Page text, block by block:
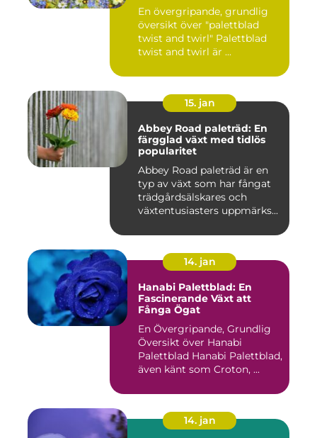
En övergripande, grundlig
översikt över "palettblad
twist and twirl" Palettblad
twist and twirl är ...
15. jan
Abbey Road paleträd: En
färgglad växt med tidlös
popularitet
Abbey Road paleträd är en
typ av växt som har fångat
trädgårdsälskares och
växtentusiasters uppmärks...
14. jan
Hanabi Palettblad: En
Fascinerande Växt att
Fånga Ögat
En Övergripande, Grundlig
Översikt över Hanabi
Palettblad Hanabi Palettblad,
även känt som Croton, ...
14. jan